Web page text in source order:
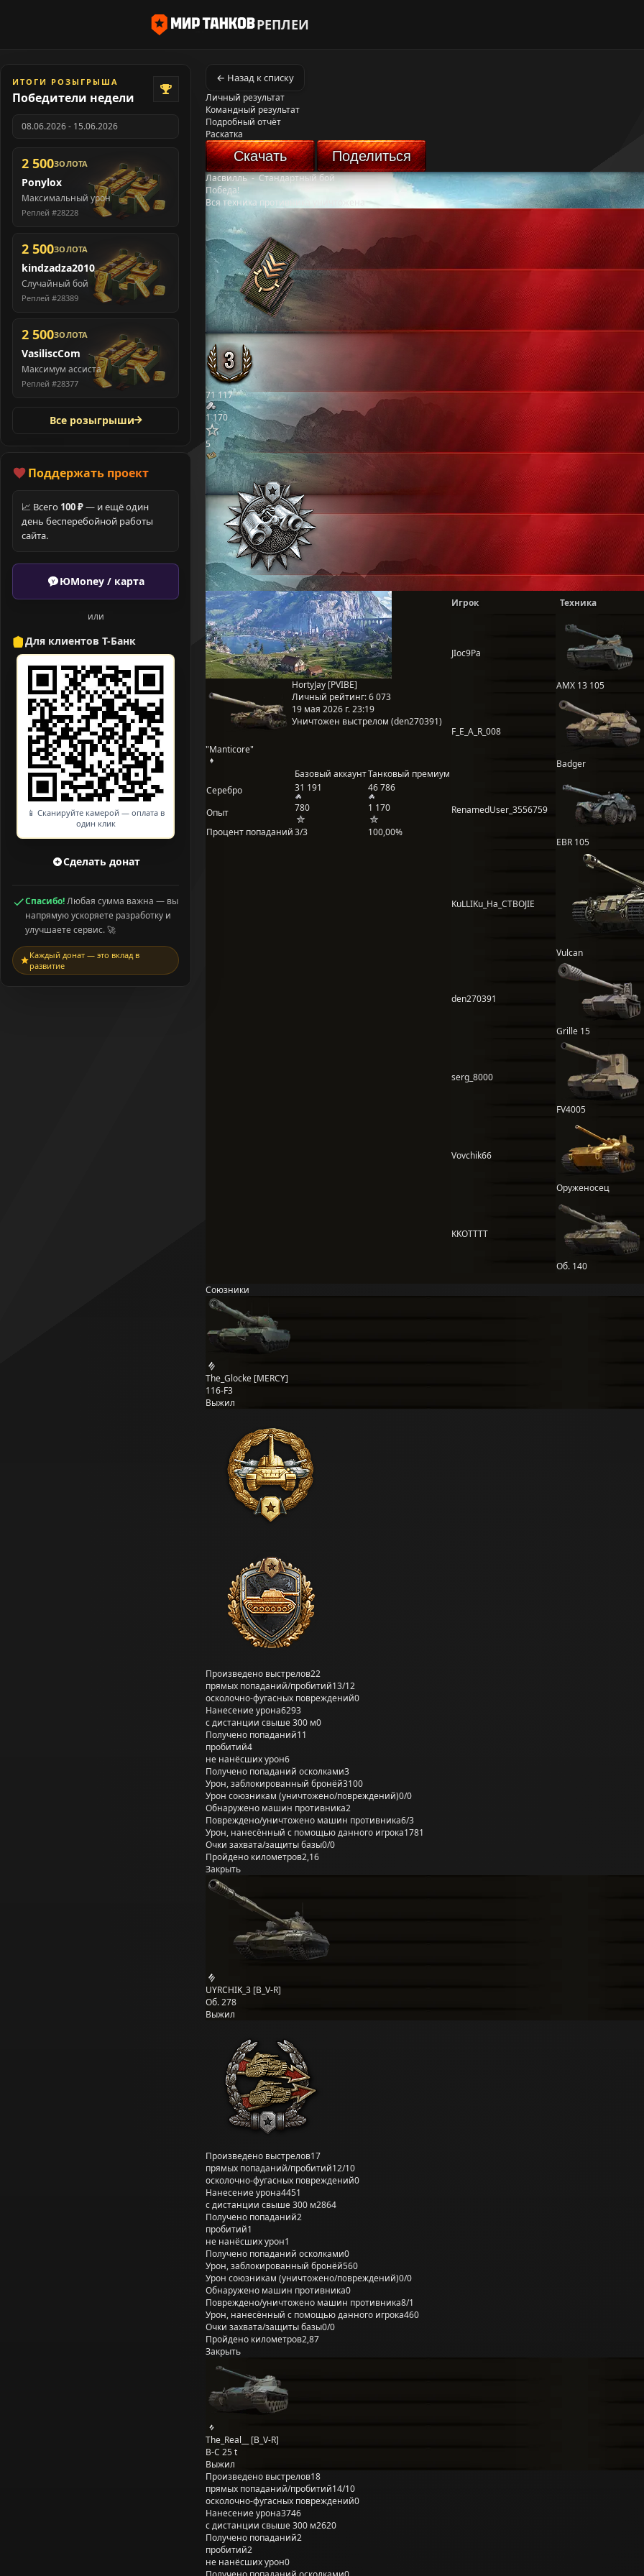
РЕПЛЕИ
ИТОГИ РОЗЫГРЫША
Победители недели
08.06.2026 - 15.06.2026
2 500ЗОЛОТА
Ponylox
Максимальный урон
Реплей #28228
2 500ЗОЛОТА
kindzadza2010
Случайный бой
Реплей #28389
2 500ЗОЛОТА
VasiliscCom
Максимум ассиста
Реплей #28377
Все розыгрыши
Поддержать проект
📈 Всего 100 ₽— и ещё один
день бесперебойной работы
сайта.
ЮMoney / карта
или
Для клиентов Т-Банк
📱 Сканируйте камерой — оплата в
один клик
Сделать донат
Спасибо!Любая сумма важна — вы
напрямую ускоряете разработку и
улучшаете сервис. 🚀
Каждый донат — это вклад в
развитие
← Назад к списку
Личный результат
Командный результат
Подробный отчёт
Раскатка
Скачать Поделиться
Ласвилль-Стандартный бой
Победа!
Вся техника противника уничтожена
71 117
1 170
5
"Manticore"
HortyJay [PVIBE]
Личный рейтинг:6 073
19 мая 2026 г. 23:19
Уничтожен выстрелом (den270391)
Базовый аккаунтТанковый премиум
Серебро
31 191 46 786
Опыт 780
1 170
Процент попаданий3/3 100,00%
Игрок Техника
JIoc9Pa
AMX 13 105
F_E_A_R_008
Badger
RenamedUser_3556759
EBR 105
KuLLIKu_Ha_CTBOJIE
Vulcan
den270391
Grille 15
serg_8000
FV4005
Vovchik66
Оруженосец
KKOTTTT
Об. 140
Союзники
The_Glocke [MERCY]
116-F3
Выжил
Произведено выстрелов22
прямых попаданий/пробитий13/12
осколочно-фугасных повреждений0
Нанесение урона6293
с дистанции свыше 300 м0
Получено попаданий11
пробитий4
не нанёсших урон6
Получено попаданий осколками3
Урон, заблокированный бронёй3100
Урон союзникам (уничтожено/повреждений)0/0
Обнаружено машин противника2
Повреждено/уничтожено машин противника6/3
Урон, нанесённый с помощью данного игрока1781
Очки захвата/защиты базы0/0
Пройдено километров2,16
Закрыть
UYRCHIK_3 [B_V-R]
Об. 278
Выжил
Произведено выстрелов17
прямых попаданий/пробитий12/10
осколочно-фугасных повреждений0
Нанесение урона4451
с дистанции свыше 300 м2864
Получено попаданий2
пробитий1
не нанёсших урон1
Получено попаданий осколками0
Урон, заблокированный бронёй560
Урон союзникам (уничтожено/повреждений)0/0
Обнаружено машин противника0
Повреждено/уничтожено машин противника8/1
Урон, нанесённый с помощью данного игрока460
Очки захвата/защиты базы0/0
Пройдено километров2,87
Закрыть
The_Real__ [B_V-R]
B-C 25 t
Выжил
Произведено выстрелов18
прямых попаданий/пробитий14/10
осколочно-фугасных повреждений0
Нанесение урона3746
с дистанции свыше 300 м2620
Получено попаданий2
пробитий2
не нанёсших урон0